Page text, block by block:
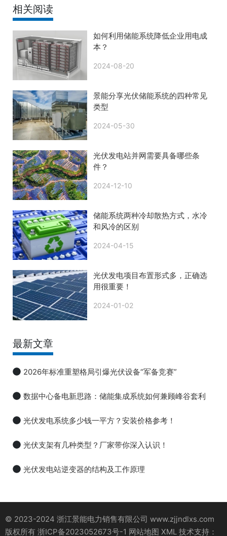
相关阅读
如何利用储能系统降低企业用电成
本？
2024-08-20
景能分享光伏储能系统的四种常见
类型
2024-05-30
光伏发电站并网需要具备哪些条
件？
2024-12-10
储能系统两种冷却散热方式，水冷
和风冷的区别
2024-04-15
光伏发电项目布置形式多，正确选
用很重要！
2024-01-02
最新文章
2026年标准重塑格局引爆光伏设备“军备竞赛”
数据中心备电新思路：储能集成系统如何兼顾峰谷套利
光伏发电系统多少钱一平方？安装价格参考！
光伏支架有几种类型？厂家带你深入认识！
光伏发电站逆变器的结构及工作原理
© 2023-2024 浙江景能电力销售有限公司 www.zjjndlxs.com
版权所有 浙ICP备2023052673号-1 网站地图 XML 技术支持：